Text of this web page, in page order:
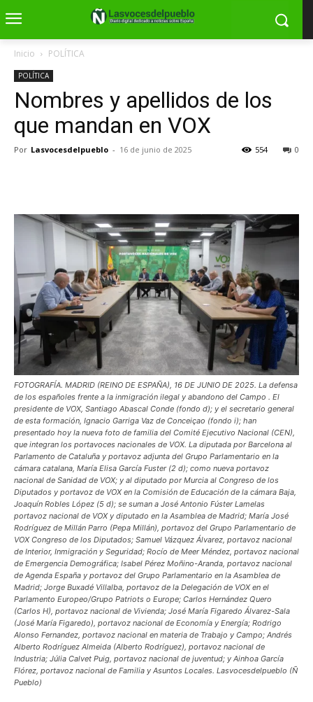
Inicio POLÍTICA
POLÍTICA
Nombres y apellidos de los
que mandan en VOX
Por Lasvocesdelpueblo - 16 de junio de 2025 0
554
FOTOGRAFÍA. MADRID (REINO DE ESPAÑA), 16 DE JUNIO DE 2025. La defensa
de los españoles frente a la inmigración ilegal y abandono del Campo . El
presidente de VOX, Santiago Abascal Conde (fondo d); y el secretario general
de esta formación, Ignacio Garriga Vaz de Conceiçao (fondo i); han
presentado hoy la nueva foto de familia del Comité Ejecutivo Nacional (CEN),
que integran los portavoces nacionales de VOX. La diputada por Barcelona al
Parlamento de Cataluña y portavoz adjunta del Grupo Parlamentario en la
cámara catalana, María Elisa García Fuster (2 d); como nueva portavoz
nacional de Sanidad de VOX; y al diputado por Murcia al Congreso de los
Diputados y portavoz de VOX en la Comisión de Educación de la cámara Baja,
Joaquín Robles López (5 d); se suman a José Antonio Fúster Lamelas
portavoz nacional de VOX y diputado en la Asamblea de Madrid; María José
Rodríguez de Millán Parro (Pepa Millán), portavoz del Grupo Parlamentario de
VOX Congreso de los Diputados; Samuel Vázquez Álvarez, portavoz nacional
de Interior, Inmigración y Seguridad; Rocío de Meer Méndez, portavoz nacional
de Emergencia Demográfica; Isabel Pérez Moñino-Aranda, portavoz nacional
de Agenda España y portavoz del Grupo Parlamentario en la Asamblea de
Madrid; Jorge Buxadé Villalba, portavoz de la Delegación de VOX en el
Parlamento Europeo/Grupo Patriots o Europe; Carlos Hernández Quero
(Carlos H), portavoz nacional de Vivienda; José María Figaredo Álvarez-Sala
(José María Figaredo), portavoz nacional de Economía y Energía; Rodrigo
Alonso Fernandez, portavoz nacional en materia de Trabajo y Campo; Andrés
Alberto Rodríguez Almeida (Alberto Rodríguez), portavoz nacional de
Industria; Júlia Calvet Puig, portavoz nacional de juventud; y Ainhoa García
Flórez, portavoz nacional de Familia y Asuntos Locales. Lasvocesdelpueblo (Ñ
Pueblo)